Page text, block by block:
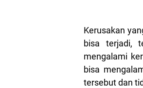
Kerusakan
bisa terjadi,
mengalami
bisa
tersebut dan